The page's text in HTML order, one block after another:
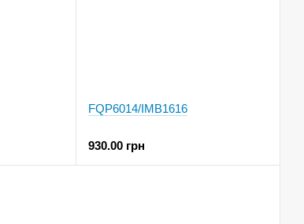
FQP6014/IMB1616
930.00 грн